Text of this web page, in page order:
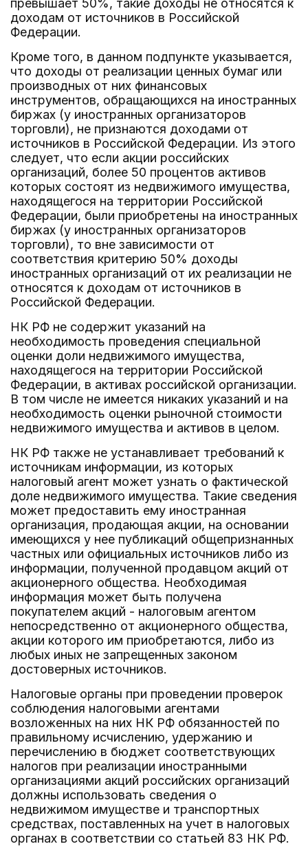
превышает 50%, такие доходы не относятся к
доходам от источников в Российской
Федерации.
Кроме того, в данном подпункте указывается,
что доходы от реализации ценных бумаг или
производных от них финансовых
инструментов, обращающихся на иностранных
биржах (у иностранных организаторов
торговли), не признаются доходами от
источников в Российской Федерации. Из этого
следует, что если акции российских
организаций, более 50 процентов активов
которых состоят из недвижимого имущества,
находящегося на территории Российской
Федерации, были приобретены на иностранных
биржах (у иностранных организаторов
торговли), то вне зависимости от
соответствия критерию 50% доходы
иностранных организаций от их реализации не
относятся к доходам от источников в
Российской Федерации.
НК РФ не содержит указаний на
необходимость проведения специальной
оценки доли недвижимого имущества,
находящегося на территории Российской
Федерации, в активах российской организации.
В том числе не имеется никаких указаний и на
необходимость оценки рыночной стоимости
недвижимого имущества и активов в целом.
НК РФ также не устанавливает требований к
источникам информации, из которых
налоговый агент может узнать о фактической
доле недвижимого имущества. Такие сведения
может предоставить ему иностранная
организация, продающая акции, на основании
имеющихся у нее публикаций общепризнанных
частных или официальных источников либо из
информации, полученной продавцом акций от
акционерного общества. Необходимая
информация может быть получена
покупателем акций - налоговым агентом
непосредственно от акционерного общества,
акции которого им приобретаются, либо из
любых иных не запрещенных законом
достоверных источников.
Налоговые органы при проведении проверок
соблюдения налоговыми агентами
возложенных на них НК РФ обязанностей по
правильному исчислению, удержанию и
перечислению в бюджет соответствующих
налогов при реализации иностранными
организациями акций российских организаций
должны использовать сведения о
недвижимом имуществе и транспортных
средствах, поставленных на учет в налоговых
органах в соответствии со статьей 83 НК РФ.